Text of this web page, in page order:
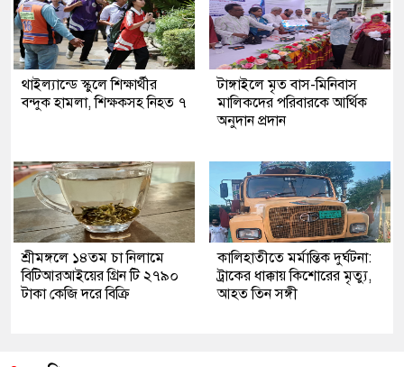
থাইল্যান্ডে স্কুলে শিক্ষার্থীর
বন্দুক হামলা, শিক্ষকসহ নিহত ৭
টাঙ্গাইলে মৃত বাস-মিনিবাস
মালিকদের পরিবারকে আর্থিক
অনুদান প্রদান
শ্রীমঙ্গলে ১৪তম চা নিলামে
বিটিআরআইয়ের গ্রিন টি ২৭৯০
টাকা কেজি দরে বিক্রি
কালিহাতীতে মর্মান্তিক দুর্ঘটনা:
ট্রাকের ধাক্কায় কিশোরের মৃত্যু,
আহত তিন সঙ্গী